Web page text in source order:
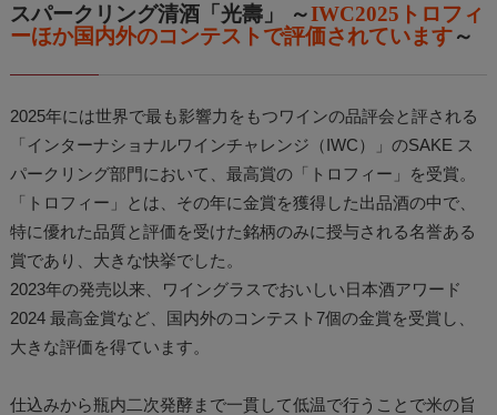
スパークリング清酒「光壽」 ～IWC2025トロフィ
ーほか国内外のコンテストで評価されています～
2025年には世界で最も影響力をもつワインの品評会と評される
「インターナショナルワインチャレンジ（IWC）」のSAKE ス
パークリング部門において、最高賞の「トロフィー」を受賞。
「トロフィー」とは、その年に金賞を獲得した出品酒の中で、
特に優れた品質と評価を受けた銘柄のみに授与される名誉ある
賞であり、大きな快挙でした。
2023年の発売以来、ワイングラスでおいしい日本酒アワード
2024 最高金賞など、国内外のコンテスト7個の金賞を受賞し、
大きな評価を得ています。
仕込みから瓶内二次発酵まで一貫して低温で行うことで米の旨